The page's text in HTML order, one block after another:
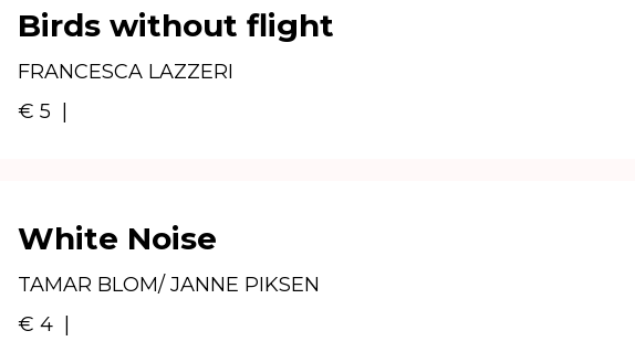
Birds without flight
FRANCESCA LAZZERI
€ 5
White Noise
TAMAR BLOM/ JANNE PIKSEN
€ 4|